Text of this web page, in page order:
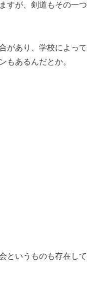
すが、剣道もその一つ
があり、学校によって
もあるんだとか。
というものも存在して